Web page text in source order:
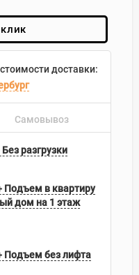
доставки:
Самовывоз
разгрузки
Подъем в квартиру
дом на 1 этаж
Подъем без лифта